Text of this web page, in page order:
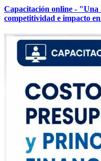
Capacitación online -
competitividad e impacto